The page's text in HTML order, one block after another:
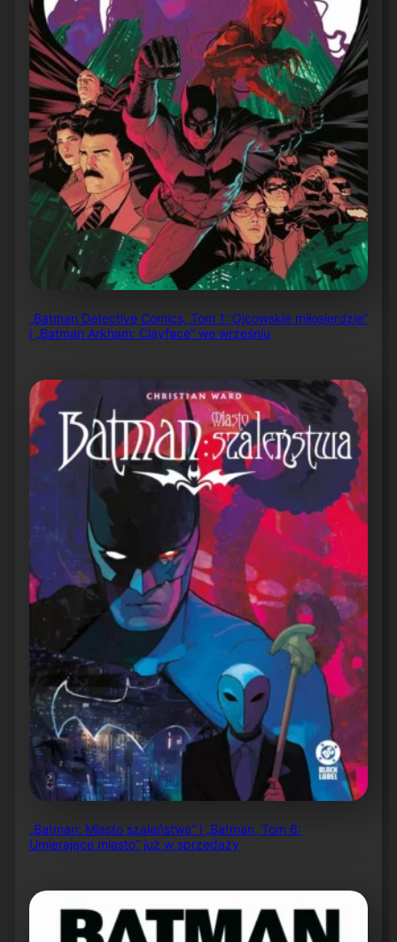
„Batman Detective Comics, Tom 1: Ojcowskie miłosierdzie”
i „Batman Arkham: Clayface” we wrześniu
„Batman: Miasto szaleństwa” i „Batman, Tom 6:
Umierające miasto” już w sprzedaży